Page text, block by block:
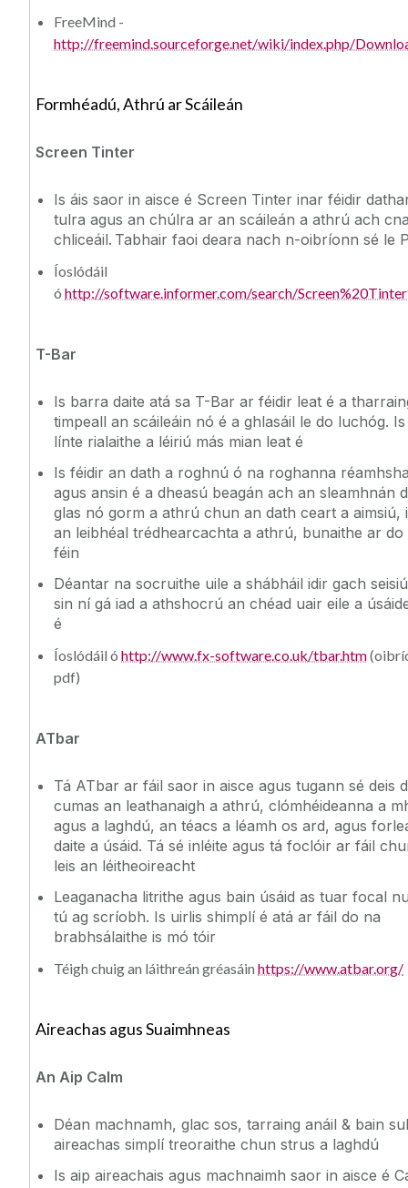
FreeMind -
http://freemind.sourceforge.net/wiki/index.php/
Formhéadú, Athrú ar Scáileán
Screen Tinter
Is áis saor in aisce é Screen Tinter inar féidir
tulra agus an chúlra ar an scáileán a athrú ach
chliceáil. Tabhair faoi deara nach n-oibríonn sé le
Íoslódáil
óhttp://software.informer.com/search/
T-Bar
Is barra daite atá sa T-Bar ar féidir leat é a
timpeall an scáileáin nó é a ghlasáil le do luchóg.
línte rialaithe a léiriú más mian leat é
Is féidir an dath a roghnú ó na roghanna
agus ansin é a dheasú beagán ach an sleamhnán
glas nó gorm a athrú chun an dath ceart a aimsiú,
an leibhéal trédhearcachta a athrú, bunaithe ar
féin
Déantar na socruithe uile a shábháil idir gach
sin ní gá iad a athshocrú an chéad uair eile a
é
Íoslódáil ó http://www.fx-software.co.uk/tbar.htm
pdf)
ATbar
Tá ATbar ar fáil saor in aisce agus tugann sé deis
cumas an leathanaigh a athrú, clómhéideanna a
agus a laghdú, an téacs a léamh os ard, agus
daite a úsáid. Tá sé inléite agus tá foclóir ar fáil
leis an léitheoireacht
Leaganacha litrithe agus bain úsáid as tuar focal
tú ag scríobh. Is uirlis shimplí é atá ar fáil do na
brabhsálaithe is mó tóir
Téigh chuig an láithreán gréasáinhttps://www.atbar.org/
Aireachas agus Suaimhneas
An Aip Calm
Déan machnamh, glac sos, tarraing anáil & bain
aireachas simplí treoraithe chun strus a laghdú
Is aip aireachais agus machnaimh saor in aisce é